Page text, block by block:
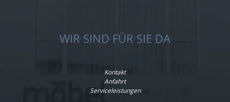
WIR SIND FÜR SIE DA
Kontakt
Anfahrt
Serviceleistungen